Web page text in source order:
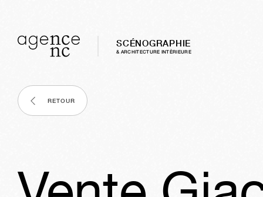
SCÉNOGRAPHIE
& ARCHITECTURE INTÈRIEURE
RETOUR